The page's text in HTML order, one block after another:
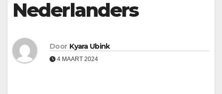
Nederlanders
Door Kyara Ubink
4 MAART 2024